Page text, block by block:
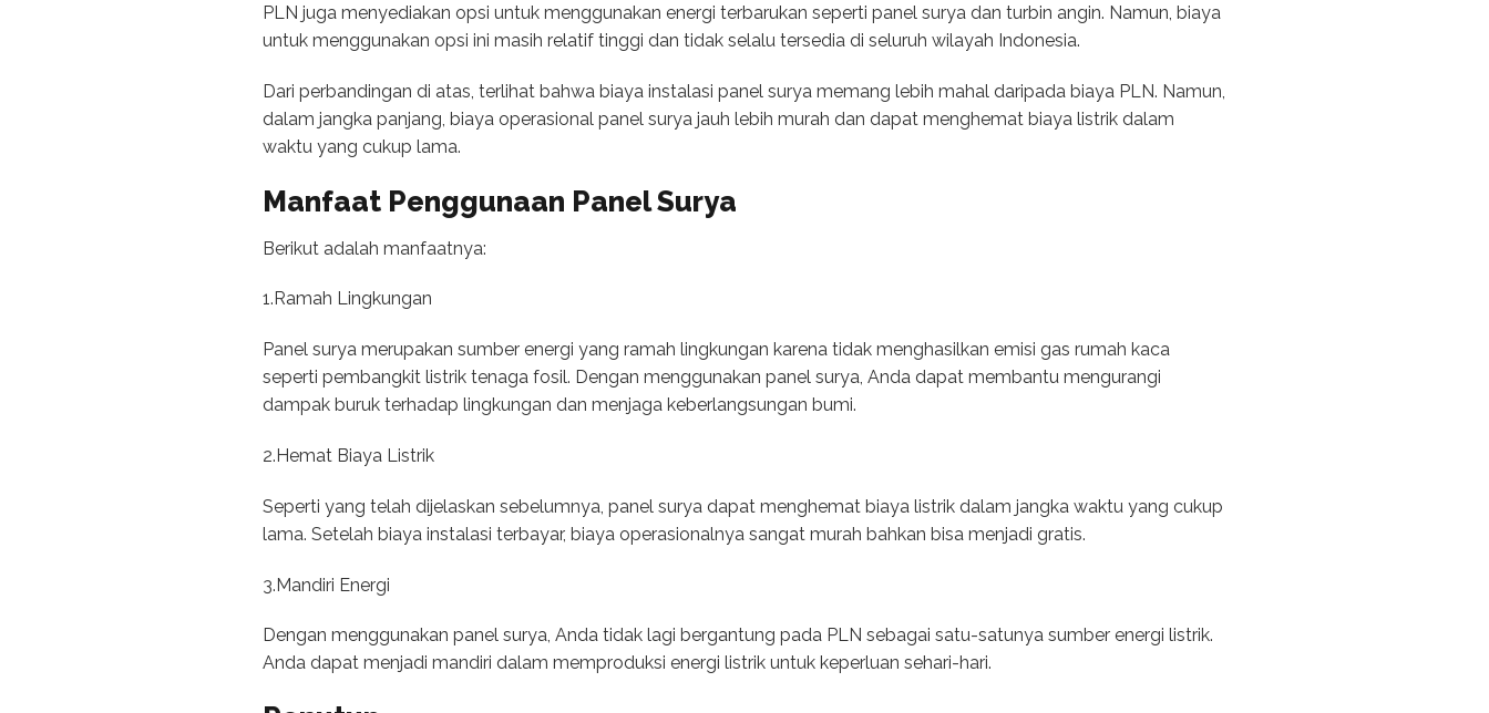
PLN juga menyediakan opsi untuk menggunakan energi terbarukan seperti panel surya dan turbin angin. Namun, biaya
untuk menggunakan opsi ini masih relatif tinggi dan tidak selalu tersedia di seluruh wilayah Indonesia.
Dari perbandingan di atas, terlihat bahwa biaya instalasi panel surya memang lebih mahal daripada biaya PLN. Namun,
dalam jangka panjang, biaya operasional panel surya jauh lebih murah dan dapat menghemat biaya listrik dalam
waktu yang cukup lama.
Manfaat Penggunaan Panel Surya
Berikut adalah manfaatnya:
1.Ramah Lingkungan
Panel surya merupakan sumber energi yang ramah lingkungan karena tidak menghasilkan emisi gas rumah kaca
seperti pembangkit listrik tenaga fosil. Dengan menggunakan panel surya, Anda dapat membantu mengurangi
dampak buruk terhadap lingkungan dan menjaga keberlangsungan bumi.
2.Hemat Biaya Listrik
Seperti yang telah dijelaskan sebelumnya, panel surya dapat menghemat biaya listrik dalam jangka waktu yang cukup
lama. Setelah biaya instalasi terbayar, biaya operasionalnya sangat murah bahkan bisa menjadi gratis.
3.Mandiri Energi
Dengan menggunakan panel surya, Anda tidak lagi bergantung pada PLN sebagai satu-satunya sumber energi listrik.
Anda dapat menjadi mandiri dalam memproduksi energi listrik untuk keperluan sehari-hari.